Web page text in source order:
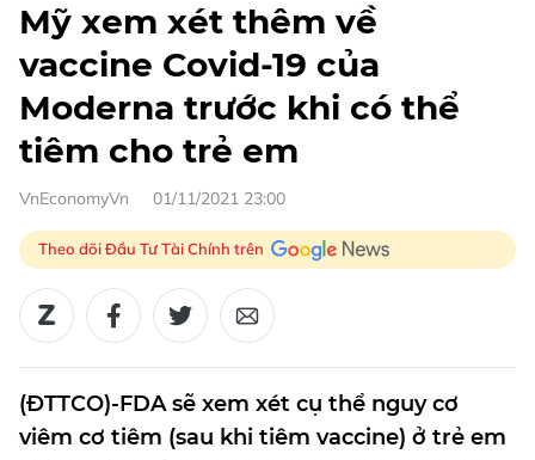
Mỹ xem xét thêm về
vaccine Covid-19 của
Moderna trước khi có thể
tiêm cho trẻ em
VnEconomyVn 01/11/2021 23:00
Theo dõi Đầu Tư Tài Chính trên
(ĐTTCO)-FDA sẽ xem xét cụ thể nguy cơ
viêm cơ tiêm (sau khi tiêm vaccine) ở trẻ em